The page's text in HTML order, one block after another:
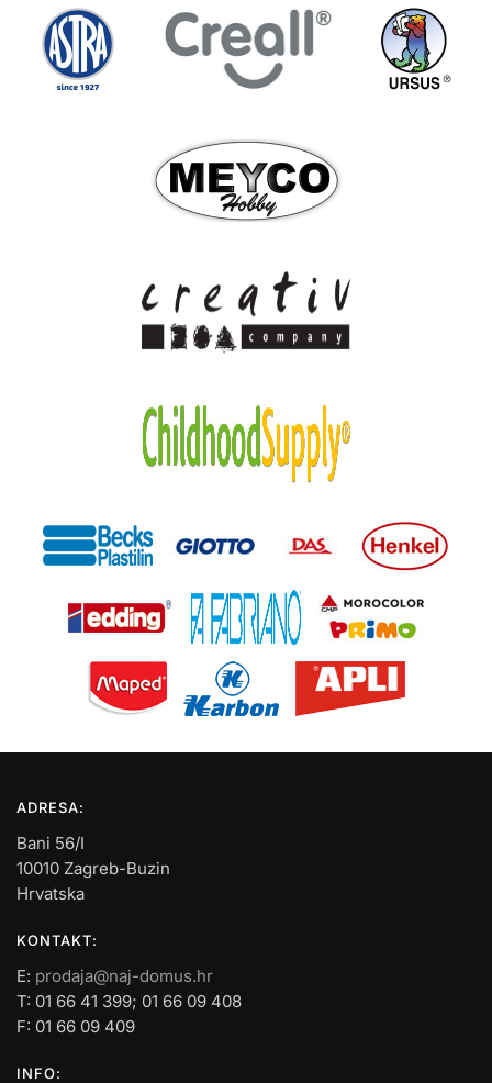
ADRESA:
Bani 56/I
10010 Zagreb-Buzin
Hrvatska
KONTAKT:
E: prodaja@naj-domus.hr
T: 01 66 41 399; 01 66 09 408
F: 01 66 09 409
INFO: